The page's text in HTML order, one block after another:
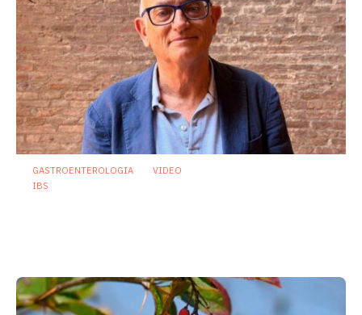
GASTROENTEROLOGIA
VIDEO
IBS